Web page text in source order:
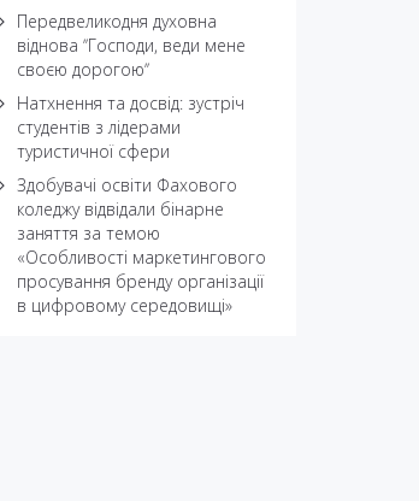
Передвеликодня духовна
віднова ʼʼГосподи, веди мене
своєю дорогоюʼʼ
Натхнення та досвід: зустріч
студентів з лідерами
туристичної сфери
Здобувачі освіти Фахового
коледжу відвідали бінарне
заняття за темою
«Особливості маркетингового
просування бренду організації
в цифровому середовищі»